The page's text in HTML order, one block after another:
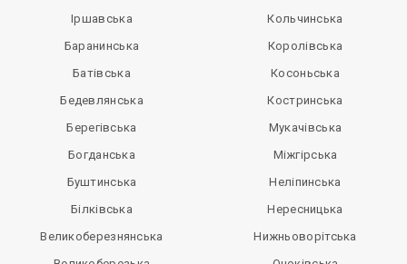
Іршавська
Баранинська
Батівська
Бедевлянська
Берегівська
Богданська
Буштинська
Білківська
Великоберезнянська
Кольчинська
Королівська
Косоньська
Костринська
Мукачівська
Міжгірська
Неліпинська
Нересницька
Нижньоворітська